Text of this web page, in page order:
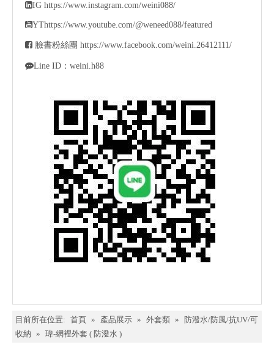
IG https://www.instagram.com/weini088/
YThttps://www.youtube.com/@weneed088/featured
 臉書粉絲團 https://www.facebook.com/weini.26412111/
Line ID：weini.h88
目前所在位置: 首頁 » 產品展示 » 外套類 »
防潑水/防風/抗UV/可
收納 » 瑋-網裡外套 ( 防潑水 )